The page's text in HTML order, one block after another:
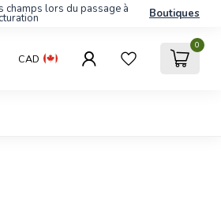
champs lors du passage à Boutiques
CAD
0